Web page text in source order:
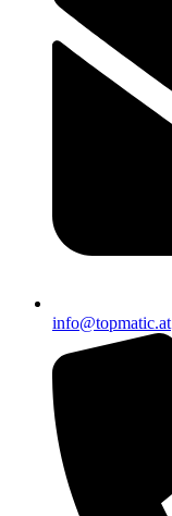
info@topmatic.at